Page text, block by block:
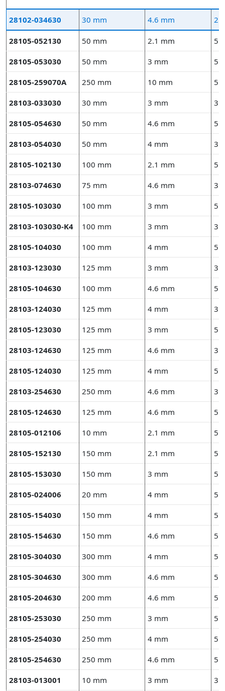
28102-034630 30 mm 4.6 mm
28105-052130 50 mm 2.1 mm 5
28105-053030 50 mm 3 mm 5
28105-259070A 250 mm 10 mm 5
28103-033030 30 mm 3 mm 3
28105-054630 50 mm 4.6 mm 5
28103-054030 50 mm 4 mm 3
28105-102130 100 mm 2.1 mm 5
28103-074630 75 mm 4.6 mm 3
28105-103030 100 mm 3 mm 5
28103-103030-K4 100 mm 3 mm 3
28105-104030 100 mm 4 mm 5
28103-123030 125 mm 3 mm 3
28105-104630 100 mm 4.6 mm 5
28103-124030 125 mm 4 mm 3
28105-123030 125 mm 3 mm 5
28103-124630 125 mm 4.6 mm 3
28105-124030 125 mm 4 mm 5
28103-254630 250 mm 4.6 mm 3
28105-124630 125 mm 4.6 mm 5
28105-012106 10 mm 2.1 mm 5
28105-152130 150 mm 2.1 mm 5
28105-153030 150 mm 3 mm 5
28105-024006 20 mm 4 mm 5
28105-154030 150 mm 4 mm 5
28105-154630 150 mm 4.6 mm 5
28105-304030 300 mm 4 mm 5
28105-304630 300 mm 4.6 mm 5
28105-204630 200 mm 4.6 mm 5
28105-253030 250 mm 3 mm 5
28105-254030 250 mm 4 mm 5
28105-254630 250 mm 4.6 mm 5
28103-013001 10 mm 3 mm 3